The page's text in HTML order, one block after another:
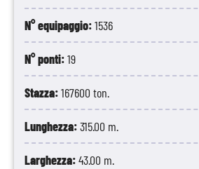
N° equipaggio:1536
N° ponti:19
Stazza:167600 ton.
Lunghezza:315.00 m.
Larghezza:43.00 m.